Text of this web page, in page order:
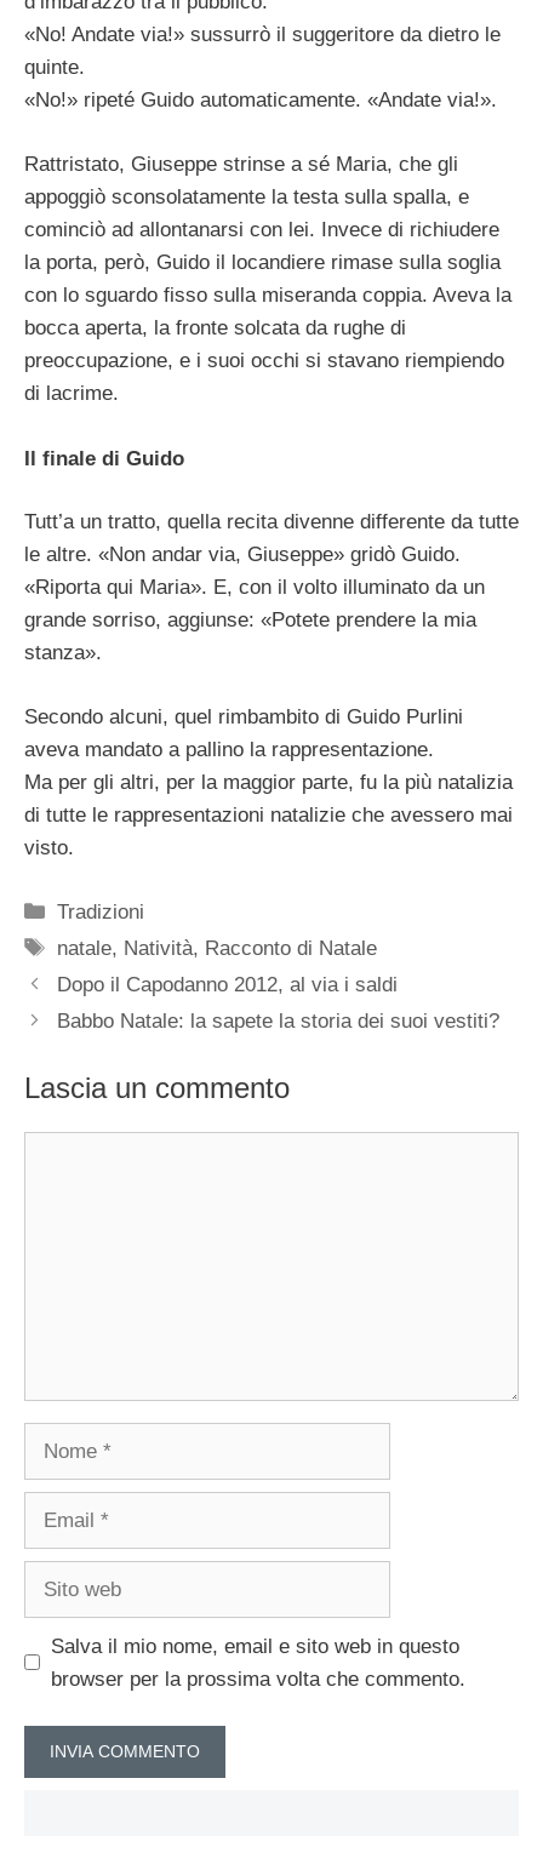
«No! Andate via!» sussurrò il suggeritore da dietro le
quinte.
«No!» ripeté Guido automaticamente. «Andate via!».
Rattristato, Giuseppe strinse a sé Maria, che gli
appoggiò sconsolatamente la testa sulla spalla, e
cominciò ad allontanarsi con lei. Invece di richiudere
la porta, però, Guido il locandiere rimase sulla soglia
con lo sguardo fisso sulla miseranda coppia. Aveva la
bocca aperta, la fronte solcata da rughe di
preoccupazione, e i suoi occhi si stavano riempiendo
di lacrime.
Il finale di Guido
Tutt’a un tratto, quella recita divenne differente da tutte
le altre. «Non andar via, Giuseppe» gridò Guido.
«Riporta qui Maria». E, con il volto illuminato da un
grande sorriso, aggiunse: «Potete prendere la mia
stanza».
Secondo alcuni, quel rimbambito di Guido Purlini
aveva mandato a pallino la rappresentazione.
Ma per gli altri, per la maggior parte, fu la più natalizia
di tutte le rappresentazioni natalizie che avessero mai
visto.
Categorie
Tradizioni
Tag
natale, Natività, Racconto di Natale
Dopo il Capodanno 2012, al via i saldi
Babbo Natale: la sapete la storia dei suoi vestiti?
Lascia un commento
Nome
Email
Sito
Salva il mio nome, email e sito web in questo
browser per la prossima volta che commento.